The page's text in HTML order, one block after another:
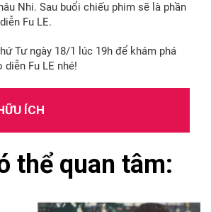
Nhi. Sau buổi chiếu phim sẽ là phần
Fu LE.
Tư ngày 18/1 lúc 19h để khám phá
Fu LE nhé!
ÍCH
thể quan tâm: